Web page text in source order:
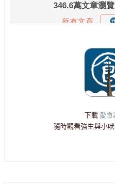
下載 愛
隨時觀看強生與小